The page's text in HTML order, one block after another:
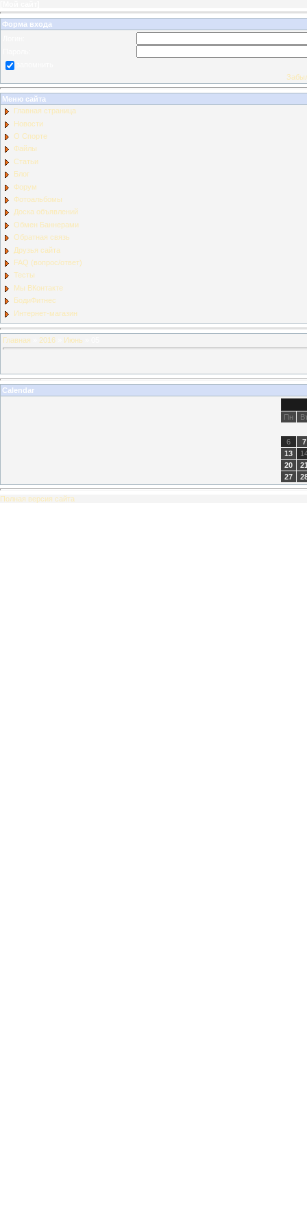
Форма входа
Меню сайта
Главная страница
Новости
О Спорте
Файлы
Статьи
Блог
Форум
Фотоальбомы
Доска объявлений
Обмен Баннерами
Обратная связь
Друзья сайта
FAQ (вопрос/ответ)
Тесты
Мы ВКонтакте
БодиФитнес
Интернет-магазин
Главная 2016 Июнь
Calendar
Пн
6
7
13
20
27
Полная версия сайта